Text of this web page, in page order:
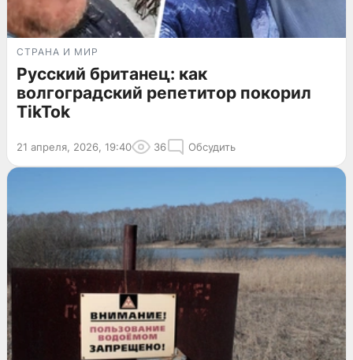
СТРАНА И МИР
Русский британец: как
волгоградский репетитор покорил
TikTok
21 апреля, 2026, 19:40 36 Обсудить